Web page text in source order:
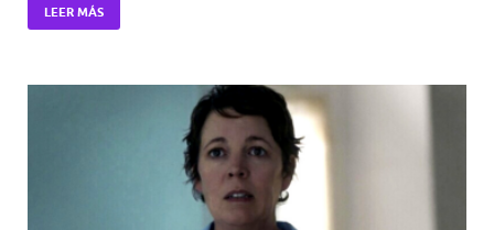
LEER MÁS